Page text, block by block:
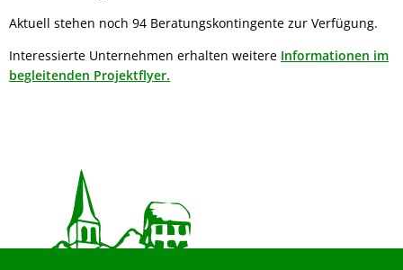
Aktuell stehen noch 94 Beratungskontingente zur Verfügung.
Interessierte Unternehmen erhalten weitere Informationen im
begleitenden Projektflyer.